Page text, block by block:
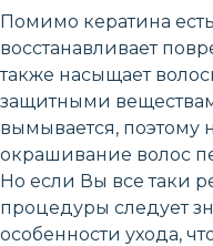
Помимо кератина
восстанавливает
также насыщает
защитными
вымывается, поэтому
окрашивание волос
Но если Вы все таки
процедуры следует
особенности ухода,